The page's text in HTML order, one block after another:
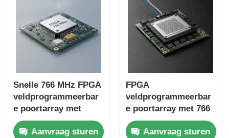
Snelle 766 MHz FPGA
veldprogrammeerbar
e poortarray met
22uF
tantaalcondensator
Aanvraag sturen
FPGA
veldprogrammeerbar
e poortarray met 766
MHz maximale
klokfrequentie 229
Aanvraag sturen